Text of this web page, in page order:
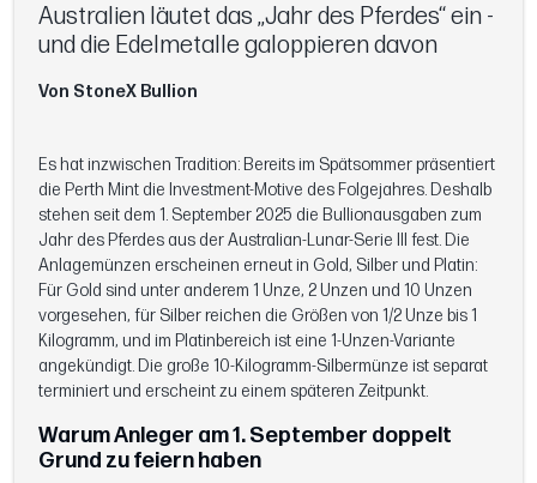
Australien läutet das „Jahr des Pferdes“ ein -
und die Edelmetalle galoppieren davon
Von StoneX Bullion
Es hat inzwischen Tradition: Bereits im Spätsommer präsentiert
die Perth Mint die Investment-Motive des Folgejahres. Deshalb
stehen seit dem 1. September 2025 die Bullionausgaben zum
Jahr des Pferdes aus der Australian-Lunar-Serie III fest. Die
Anlagemünzen erscheinen erneut in Gold, Silber und Platin:
Für Gold sind unter anderem 1 Unze, 2 Unzen und 10 Unzen
vorgesehen, für Silber reichen die Größen von 1/2 Unze bis 1
Kilogramm, und im Platinbereich ist eine 1-Unzen-Variante
angekündigt. Die große 10-Kilogramm-Silbermünze ist separat
terminiert und erscheint zu einem späteren Zeitpunkt.
Warum Anleger am 1. September doppelt
Grund zu feiern haben